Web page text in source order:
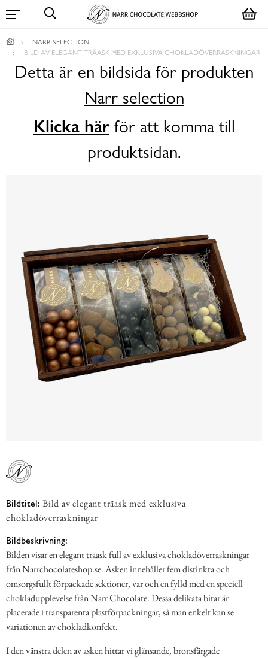
NARR SELECTION
BILD AV ELEGANT TRÄASK MED EXKLUSIVA CHOKLADÖVERRASKNINGAR
Detta är en bildsida för produkten
Narr selection
Klicka härför att komma till
produktsidan.
Bildtitel: Bild av elegant träask med exklusiva
chokladöverraskningar
Bildbeskrivning:
Bilden visar en elegant träask full av exklusiva chokladöverraskningar
från Narrchocolateshop.se. Asken innehåller fem distinkta och
omsorgsfullt förpackade sektioner, var och en fylld med en speciell
chokladupplevelse från Narr Chocolate. Dessa delikata bitar är
placerade i transparenta plastförpackningar, så man enkelt kan se
variationen av chokladkonfekt.
I den vänstra delen av asken hittar vi glänsande, bronsfärgade